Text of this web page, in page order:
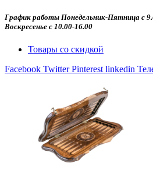
График работы Понедельник-Пятница с
Воскресенье с 10.00-16.00
Товары со скидкой
Facebook Twitter Pinterest linkedin